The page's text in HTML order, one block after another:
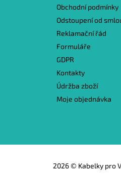
Obchodní podmínky
Odstoupení od
Reklamační řád
Formuláře
GDPR
Kontakty
Údržba zboží
Moje objednávka
2026 © Kabelky pro